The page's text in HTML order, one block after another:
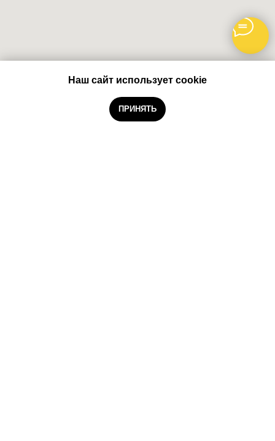
Забронировать
Наш сайт использует cookie
ПРИНЯТЬ